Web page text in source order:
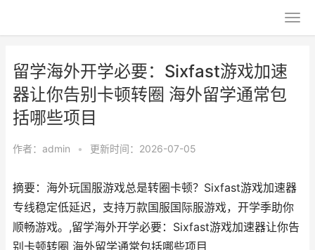
留学海外开学必要：Sixfast游戏加速
器让你告别卡顿转圈 海外留学通常包
括哪些项目
作者： admin • 更新时间：2026-07-05
摘要：海外玩国服游戏总是转圈卡顿？Sixfast游戏加速器
专线稳定低延迟，支持万款国服国际服游戏，开学季助你
顺畅游戏。,留学海外开学必要：Sixfast游戏加速器让你告
别卡顿转圈 海外留学通常包括哪些项目